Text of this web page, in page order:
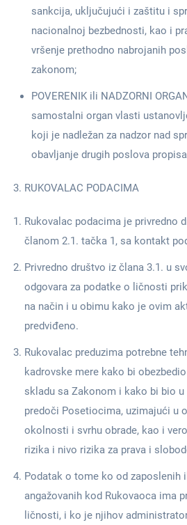
sankcija, uključujući i zaštitu i
nacionalnoj bezbednosti, kao i
vršenje prethodno nabrojanih
zakonom;
POVERENIK ili NADZORNI
samostalni organ vlasti
koji je nadležan za nadzor nad
obavljanje drugih poslova
RUKOVALAC PODACIMA
Rukovalac podacima je privredno
članom 2.1. tačka 1, sa kontakt
Privredno društvo iz člana 3.1. u
odgovara za podatke o ličnosti
na način i u obimu kako je ovim
predviđeno.
Rukovalac preduzima potrebne
kadrovske mere kako bi
skladu sa Zakonom i kako bi bio
predoči Posetiocima, uzimajući u
okolnosti i svrhu obrade, kao i
rizika i nivo rizika za prava i
Podatak o tome ko od zaposlenih
angažovanih kod Rukovaoca ima
ličnosti, i ko je njihov